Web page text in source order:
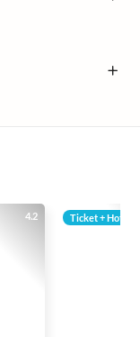
4.2 Ticket + Hotel